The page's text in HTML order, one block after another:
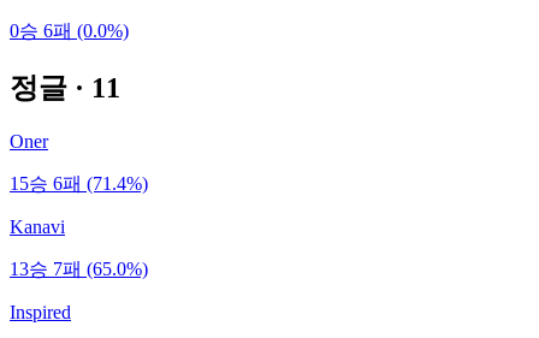
0승 6패 (0.0%)
정글 · 11
Oner
15승 6패 (71.4%)
Kanavi
13승 7패 (65.0%)
Inspired